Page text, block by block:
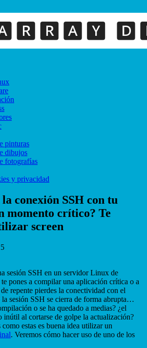
pinturas
dibujos
fotografías
y privacidad
conexión SSH con tu
momento crítico? Te
screen
sesión SSH en un servidor Linux de
pones a compilar una aplicación crítica o a
repente pierdes la conectividad con el
la sesión SSH se cierra de forma abrupta…
o se ha quedado a medias? ¿el
inútil al cortarse de golpe la actualización?
estas es buena idea utilizar un
. Veremos cómo hacer uso de uno de los